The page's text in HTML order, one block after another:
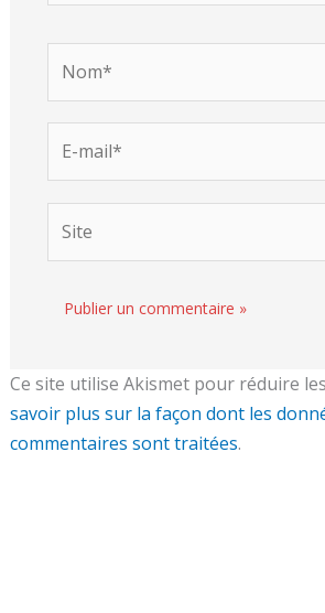
mail*
Ce site utilise Akismet pour réduire
savoir plus sur la façon dont les
commentaires sont traitées.